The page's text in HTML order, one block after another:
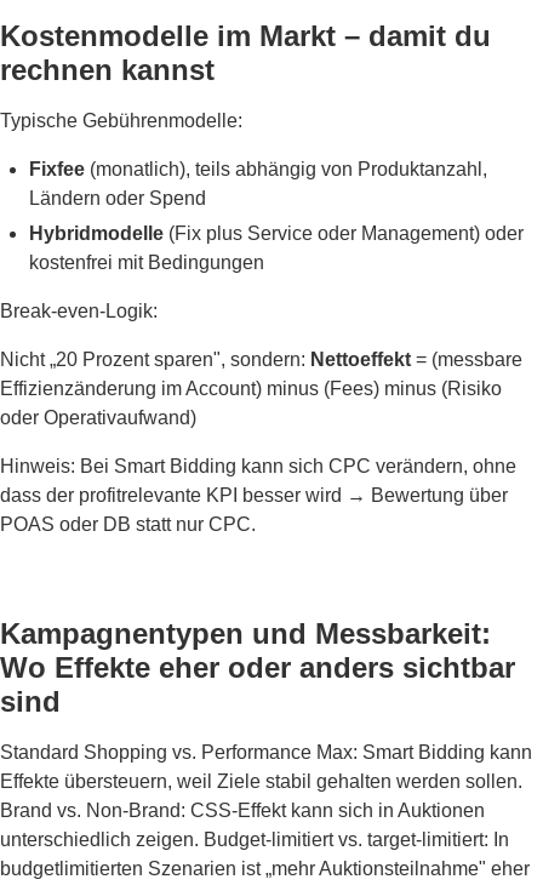
Kostenmodelle im Markt – damit du
rechnen kannst
Typische Gebührenmodelle:
Fixfee (monatlich), teils abhängig von Produktanzahl,
Ländern oder Spend
Hybridmodelle (Fix plus Service oder Management) oder
kostenfrei mit Bedingungen
Break-even-Logik:
Nicht „20 Prozent sparen", sondern: Nettoeffekt = (messbare
Effizienzänderung im Account) minus (Fees) minus (Risiko
oder Operativaufwand)
Hinweis: Bei Smart Bidding kann sich CPC verändern, ohne
dass der profitrelevante KPI besser wird → Bewertung über
POAS oder DB statt nur CPC.
Kampagnentypen und Messbarkeit:
Wo Effekte eher oder anders sichtbar
sind
Standard Shopping vs. Performance Max: Smart Bidding kann
Effekte übersteuern, weil Ziele stabil gehalten werden sollen.
Brand vs. Non-Brand: CSS-Effekt kann sich in Auktionen
unterschiedlich zeigen. Budget-limitiert vs. target-limitiert: In
budgetlimitierten Szenarien ist „mehr Auktionsteilnahme" eher